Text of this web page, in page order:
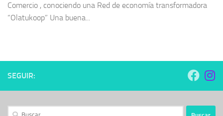
Comercio , conociendo una Red de economía transformadora
“Olatukoop” Una buena...
SEGUIR:
Buscar: